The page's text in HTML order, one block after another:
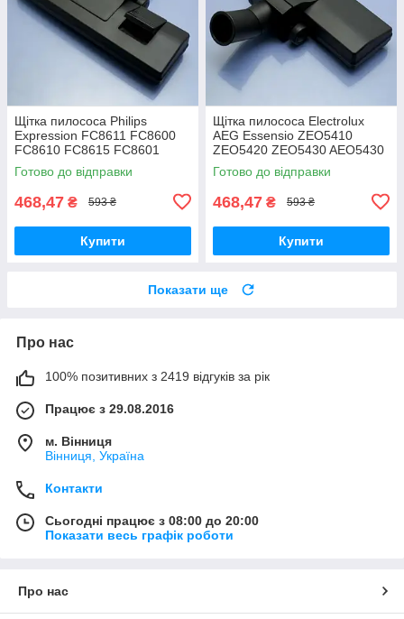
Щітка пилососа Philips
Expression FC8611 FC8600
FC8610 FC8615 FC8601
FC8602 FC8604 FC8606
FC8612 FC8619
Готово до відправки
468,47 ₴ 593 ₴
Купити
Щітка пилососа Electrolux
AEG Essensio ZEO5410
ZEO5420 ZEO5430 AEO5430
ZEO5432 двохрежимна
Готово до відправки
468,47 ₴ 593 ₴
Купити
Показати ще
Про нас
100% позитивних з 2419 відгуків за рік
Працює з 29.08.2016
м. Вінниця
Вінниця, Україна
Контакти
Сьогодні працює з 08:00 до 20:00
Показати весь графік роботи
Про нас